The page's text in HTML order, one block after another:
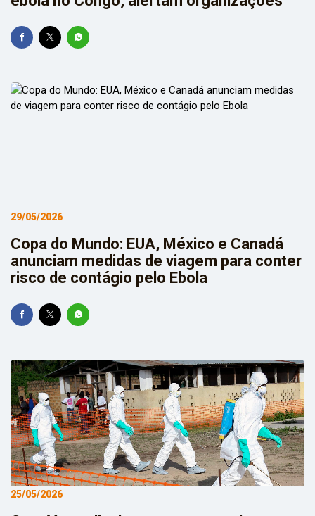
29/05/2026
Copa do Mundo: EUA, México e Canadá
anunciam medidas de viagem para conter
risco de contágio pelo Ebola
25/05/2026